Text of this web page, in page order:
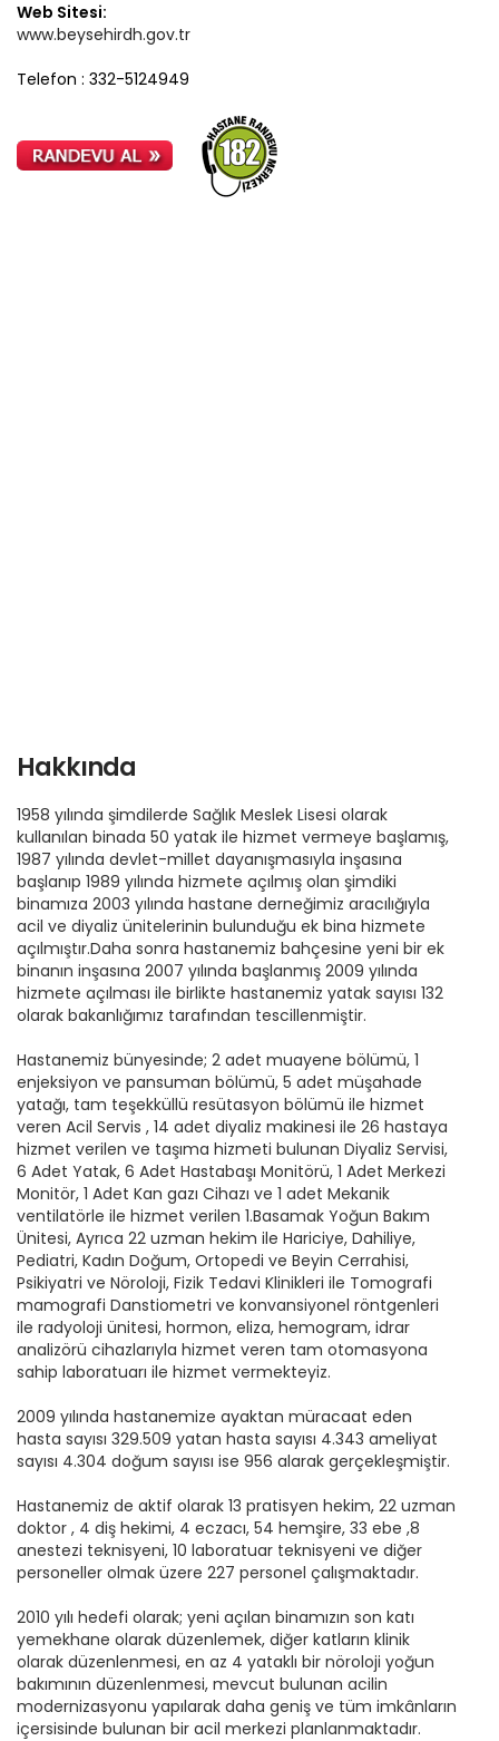
Web Sitesi:
www.beysehirdh.gov.tr
Telefon : 332-5124949
Hakkında
1958 yılında şimdilerde Sağlık Meslek Lisesi olarak
kullanılan binada 50 yatak ile hizmet vermeye başlamış,
1987 yılında devlet-millet dayanışmasıyla inşasına
başlanıp 1989 yılında hizmete açılmış olan şimdiki
binamıza 2003 yılında hastane derneğimiz aracılığıyla
acil ve diyaliz ünitelerinin bulunduğu ek bina hizmete
açılmıştır.Daha sonra hastanemiz bahçesine yeni bir ek
binanın inşasına 2007 yılında başlanmış 2009 yılında
hizmete açılması ile birlikte hastanemiz yatak sayısı 132
olarak bakanlığımız tarafından tescillenmiştir.
Hastanemiz bünyesinde; 2 adet muayene bölümü, 1
enjeksiyon ve pansuman bölümü, 5 adet müşahade
yatağı, tam teşekküllü resütasyon bölümü ile hizmet
veren Acil Servis , 14 adet diyaliz makinesi ile 26 hastaya
hizmet verilen ve taşıma hizmeti bulunan Diyaliz Servisi,
6 Adet Yatak, 6 Adet Hastabaşı Monitörü, 1 Adet Merkezi
Monitör, 1 Adet Kan gazı Cihazı ve 1 adet Mekanik
ventilatörle ile hizmet verilen 1.Basamak Yoğun Bakım
Ünitesi, Ayrıca 22 uzman hekim ile Hariciye, Dahiliye,
Pediatri, Kadın Doğum, Ortopedi ve Beyin Cerrahisi,
Psikiyatri ve Nöroloji, Fizik Tedavi Klinikleri ile Tomografi
mamografi Danstiometri ve konvansiyonel röntgenleri
ile radyoloji ünitesi, hormon, eliza, hemogram, idrar
analizörü cihazlarıyla hizmet veren tam otomasyona
sahip laboratuarı ile hizmet vermekteyiz.
2009 yılında hastanemize ayaktan müracaat eden
hasta sayısı 329.509 yatan hasta sayısı 4.343 ameliyat
sayısı 4.304 doğum sayısı ise 956 alarak gerçekleşmiştir.
Hastanemiz de aktif olarak 13 pratisyen hekim, 22 uzman
doktor , 4 diş hekimi, 4 eczacı, 54 hemşire, 33 ebe ,8
anestezi teknisyeni, 10 laboratuar teknisyeni ve diğer
personeller olmak üzere 227 personel çalışmaktadır.
2010 yılı hedefi olarak; yeni açılan binamızın son katı
yemekhane olarak düzenlemek, diğer katların klinik
olarak düzenlenmesi, en az 4 yataklı bir nöroloji yoğun
bakımının düzenlenmesi, mevcut bulunan acilin
modernizasyonu yapılarak daha geniş ve tüm imkânların
içersisinde bulunan bir acil merkezi planlanmaktadır.